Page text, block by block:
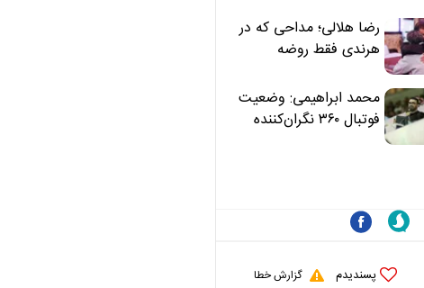
رضا هلالی؛ مداحی که در
هرندی فقط روضه
«تکیه‌گاه آقا مرتضی
علی(ع)» را جدی‌تر
محمد ابراهیمی: وضعیت
فوتبال ۳۶۰ نگران‌کننده
پسندیدم گزارش خطا